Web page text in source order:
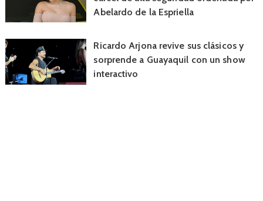
Abelardo de la Espriella
Ricardo Arjona revive sus clásicos y
sorprende a Guayaquil con un show
interactivo